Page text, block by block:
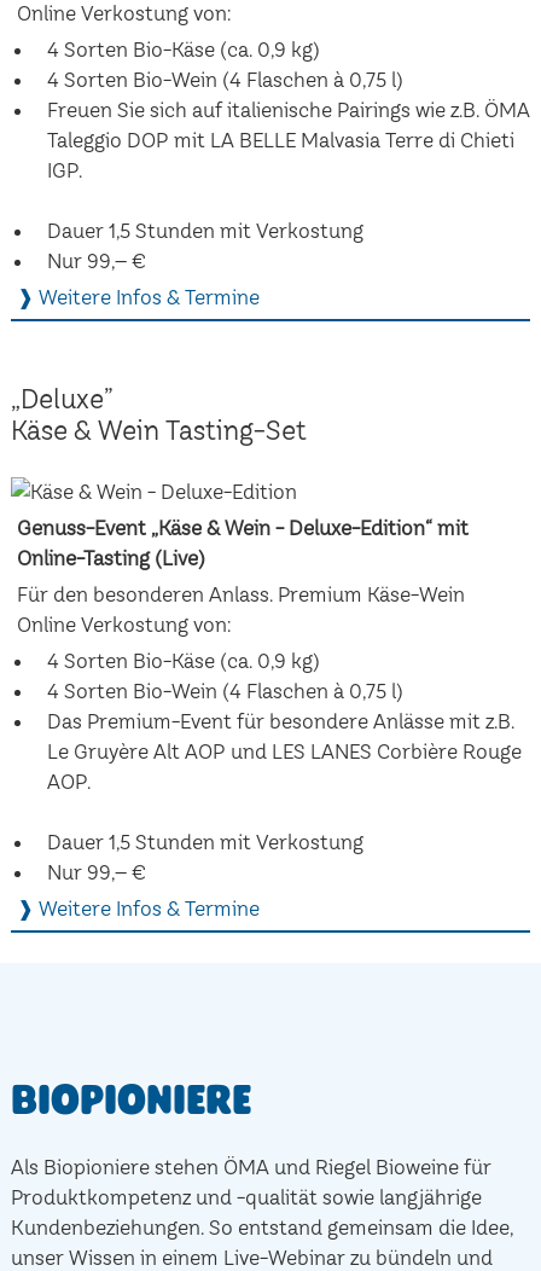
Online Verkostung von:
4 Sorten Bio-Käse (ca. 0,9 kg)
4 Sorten Bio-Wein (4 Flaschen à 0,75 l)
Freuen Sie sich auf italienische Pairings wie z.B. ÖMA
Taleggio DOP mit LA BELLE Malvasia Terre di Chieti
IGP.
Dauer 1,5 Stunden mit Verkostung
Nur 99,– €
❱ Weitere Infos & Termine
„Deluxe”
Käse & Wein Tasting-Set
Genuss-Event „Käse & Wein - Deluxe-Edition“ mit
Online-Tasting (Live)
Für den besonderen Anlass. Premium Käse-Wein
Online Verkostung von:
4 Sorten Bio-Käse (ca. 0,9 kg)
4 Sorten Bio-Wein (4 Flaschen à 0,75 l)
Das Premium-Event für besondere Anlässe mit z.B.
Le Gruyère Alt AOP und LES LANES Corbière Rouge
AOP.
Dauer 1,5 Stunden mit Verkostung
Nur 99,– €
❱ Weitere Infos & Termine
Biopioniere
Als Biopioniere stehen ÖMA und Riegel Bioweine für
Produktkompetenz und -qualität sowie langjährige
Kundenbeziehungen. So entstand gemeinsam die Idee,
unser Wissen in einem Live-Webinar zu bündeln und